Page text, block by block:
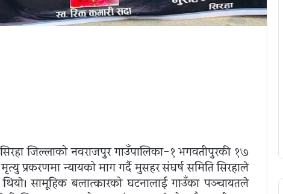
सिरहा जिल्लाको नवराजपुर गाउँपालिका-१ भगवतीपुरकी १७
प्रकरणमा न्यायको माग गर्दै मुसहर संघर्ष समिति सिरहाले
सामूहिक बलात्कारको घटनालाई गाउँका पञ्चायतले